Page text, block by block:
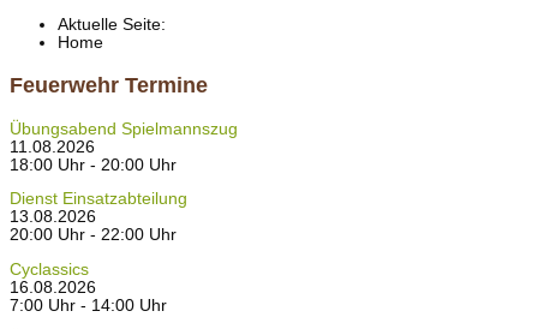
Aktuelle Seite:
Home
Feuerwehr Termine
Übungsabend Spielmannszug
11.08.2026
18:00 Uhr - 20:00 Uhr
Dienst Einsatzabteilung
13.08.2026
20:00 Uhr - 22:00 Uhr
Cyclassics
16.08.2026
7:00 Uhr - 14:00 Uhr